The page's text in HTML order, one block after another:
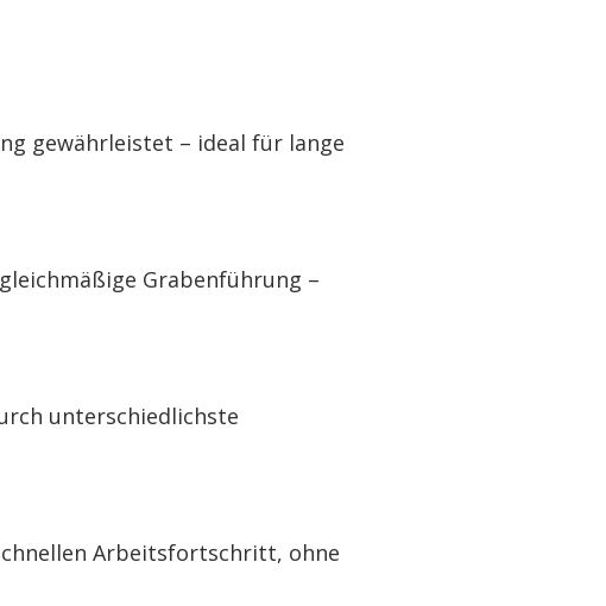
gewährleistet – ideal für lange
Grabenführung –
unterschiedlichste
Arbeitsfortschritt, ohne